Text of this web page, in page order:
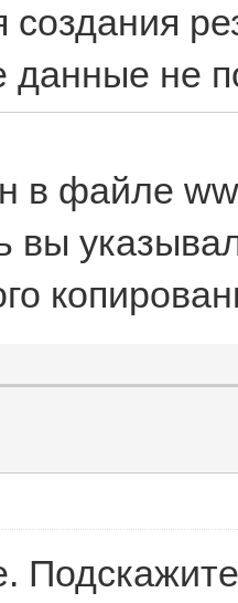
создания
данные не
в файле
вы